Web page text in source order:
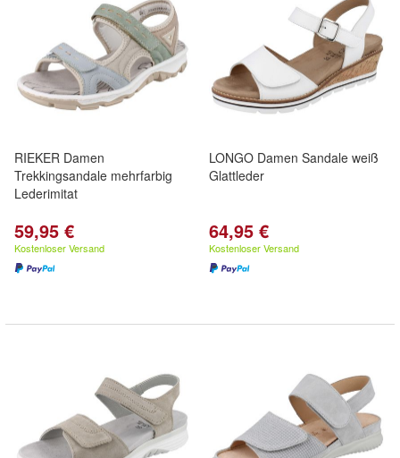
RIEKER Damen
Trekkingsandale mehrfarbig
Lederimitat
59,95 €
Kostenloser Versand
LONGO Damen Sandale weiß
Glattleder
64,95 €
Kostenloser Versand